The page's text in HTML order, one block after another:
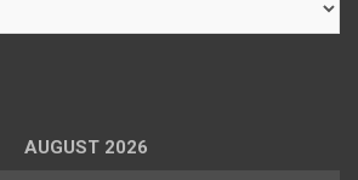
AUGUST 2026